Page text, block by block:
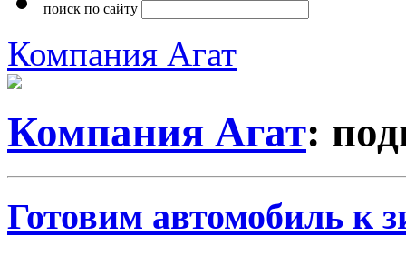
поиск по сайту
Компания Агат
Компания Агат:
Готовим автомобиль к